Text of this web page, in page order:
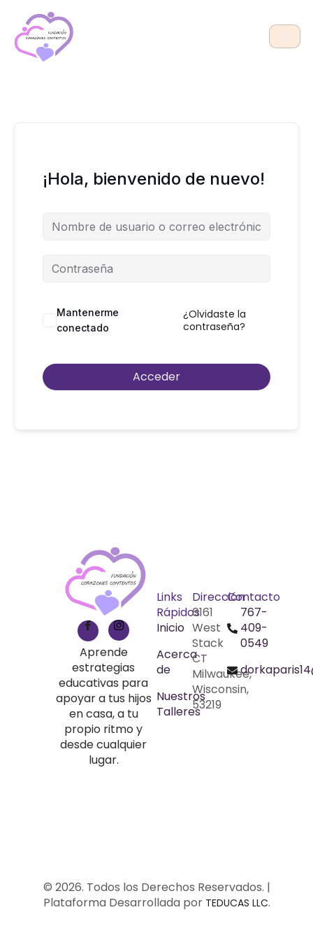
contenido
¡Hola, bienvenido de nuevo!
Mantenerme
conectado
¿Olvidaste la
contraseña?
Acceder
Aprende
estrategias
educativas para
apoyar a tus hijos
en casa, a tu
propio ritmo y
desde cualquier
lugar.
Links
Rápidos
Inicio
Acerca
de
Nuestros
Talleres
Dirección
6161
West
Stack
CT
Milwaukee,
Wisconsin,
53219
Contacto
767-
409-
0549
© 2026. Todos los Derechos Reservados. |
Plataforma Desarrollada por TEDUCAS LLC.